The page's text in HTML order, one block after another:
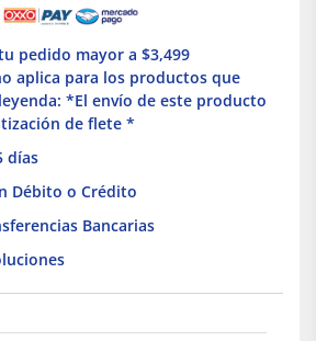
pedido mayor a $3,499
aplica para los productos que
*El envío de este producto
de flete *
días
Débito o Crédito
Bancarias